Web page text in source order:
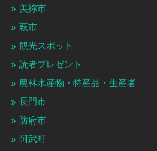
美祢市
萩市
観光スポット
読者プレゼント
農林水産物・特産品・生産者
長門市
防府市
阿武町